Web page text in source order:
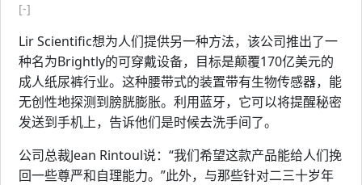
[-]
Lir Scientific想为人们提供另一种方法，该公司推出了一
种名为Brightly的可穿戴设备，目标是颠覆170亿美元的
成人纸尿裤行业。这种腰带式的装置带有生物传感器，能
无创性地探测到膀胱膨胀。利用蓝牙，它可以将提醒秘密
发送到手机上，告诉他们是时候去洗手间了。
公司总裁Jean Rintoul说：“我们希望这款产品能给人们挽
回一些尊严和自理能力。”此外，与那些针对二三十岁年